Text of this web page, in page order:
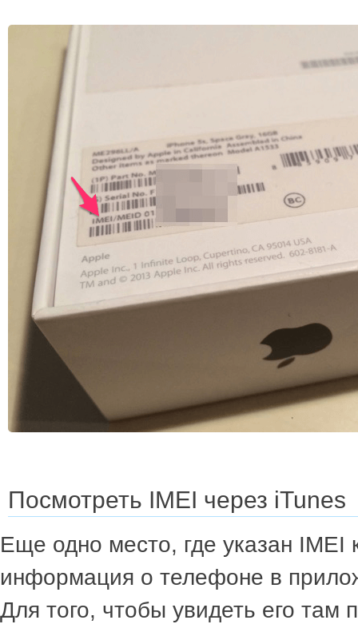
Посмотреть IMEI через iTunes
Еще одно место, где указан IMEI
информация о телефоне в
Для того, чтобы увидеть его там